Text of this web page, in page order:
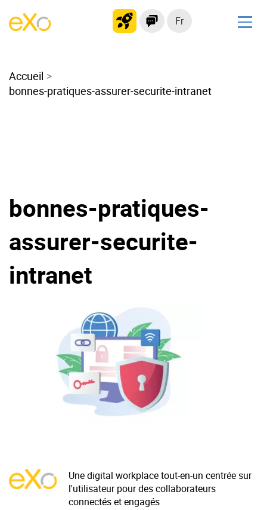
Fr
Intranet moderne
Plateforme collaborative
Migrer vers eXo Platform
La Plateforme
Internationalisation
Mobile
No code
Intégrations
IA maitrisée
Offre Enterprise
Offre Professionnelle
Accueil
bonnes-pratiques-assurer-securite-intranet
bonnes-pratiques-
assurer-securite-
intranet
Une digital workplace tout-en-un centrée sur
l'utilisateur pour des collaborateurs
connectés et engagés